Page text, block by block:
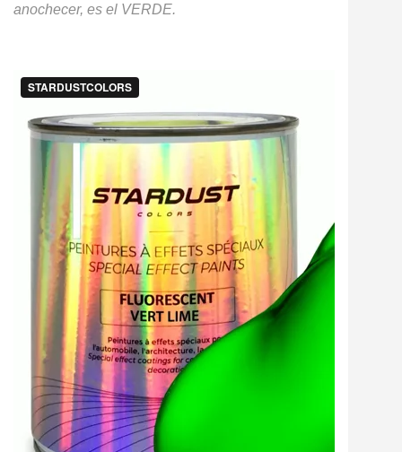
anochecer, es el VERDE.